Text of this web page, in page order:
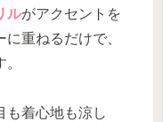
ルがアクセントを
重ねるだけで、
も着心地も涼し